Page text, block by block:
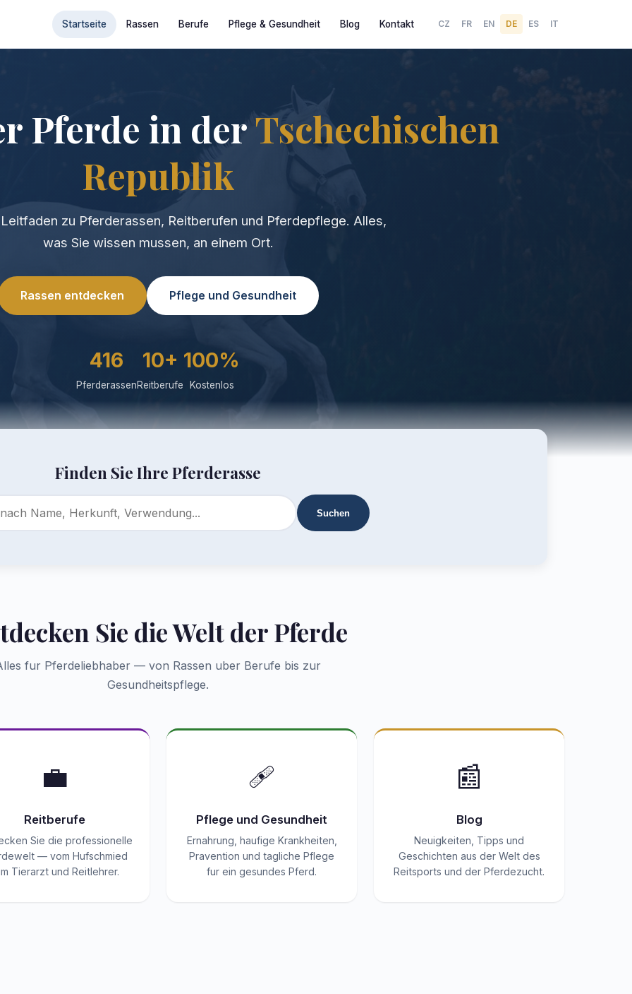
Startseite Rassen Berufe Pflege & Gesundheit Blog Kontakt CZ FR EN DE ES IT
Pferde in derTschechischen
Republik
zu Pferderassen, Reitberufen und Pferdepflege. Alles,
was Sie wissen mussen, an einem Ort.
Rassen entdecken Pflege und Gesundheit
416
Pferderassen
10+
Reitberufe
100%
Kostenlos
Finden Sie Ihre Pferderasse
Suchen
Sie die Welt der Pferde
fur Pferdeliebhaber — von Rassen uber Berufe bis zur
Gesundheitspflege.
💼
Reitberufe
Sie die professionelle
— vom Hufschmied
Tierarzt und Reitlehrer.
🩹
Pflege und Gesundheit
Ernahrung, haufige Krankheiten,
Pravention und tagliche Pflege
fur ein gesundes Pferd.
📰
Blog
Neuigkeiten, Tipps und
Geschichten aus der Welt des
Reitsports und der Pferdezucht.